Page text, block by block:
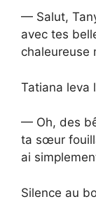
— Salut,
avec tes
chaleureuse
Tatiana leva
— Oh, des
ta sœur
ai
Silence au